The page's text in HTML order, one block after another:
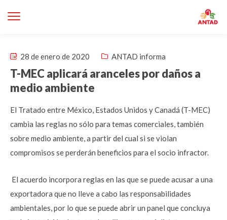
28 de enero de 2020 ANTAD informa
T-MEC aplicará aranceles por daños a
medio ambiente
El Tratado entre México, Estados Unidos y Canadá (T-MEC)
cambia las reglas no sólo para temas comerciales, también
sobre medio ambiente, a partir del cual si se violan
compromisos se perderán beneficios para el socio infractor.
El acuerdo incorpora reglas en las que se puede acusar a una
exportadora que no lleve a cabo las responsabilidades
ambientales, por lo que se puede abrir un panel que concluya